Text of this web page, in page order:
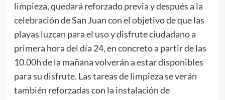
limpieza, quedará reforzado previa y después a la
celebración de San Juan con el objetivo de que las
playas luzcan para el uso y disfrute ciudadano a
primera hora del día 24, en concreto a partir de las
10.00h de la mañana volverán a estar disponibles
para su disfrute. Las tareas de limpieza se verán
también reforzadas con la instalación de